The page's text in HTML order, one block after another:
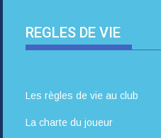
REGLES DE VIE
Les règles de vie au club
La charte du joueur